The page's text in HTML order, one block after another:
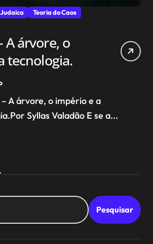
Teoria do Caos
A árvore, o
tecnologia.
A árvore, o império e a
Syllas Valadão E se a...
Pesquisar